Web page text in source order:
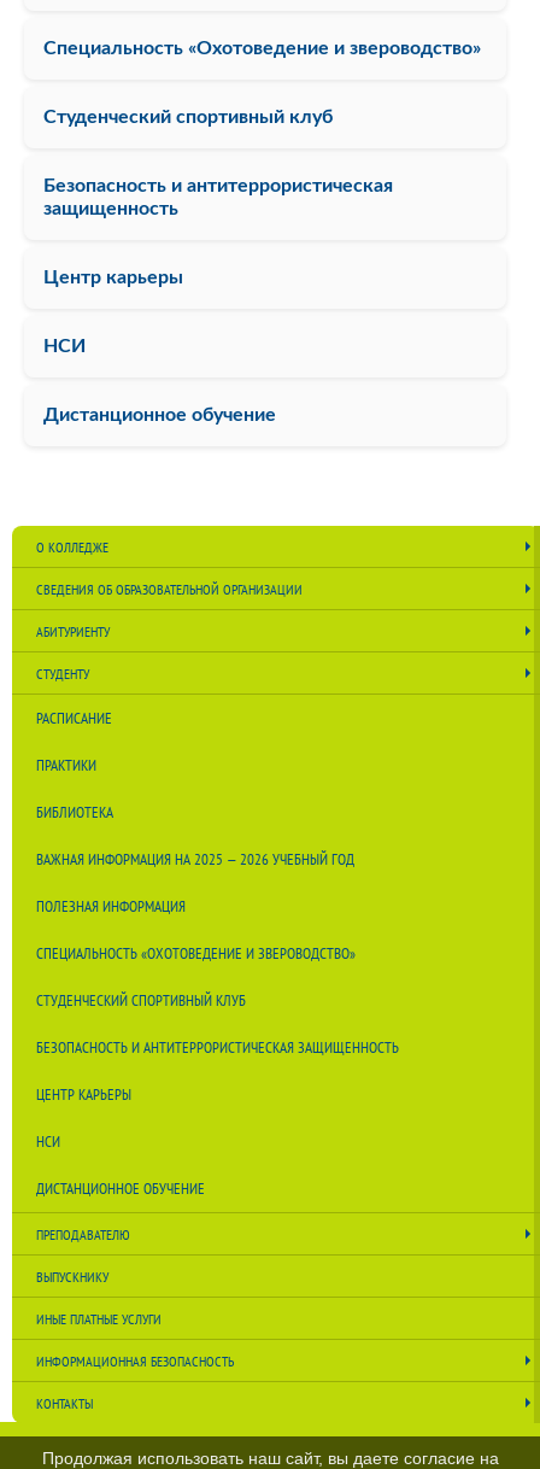
Специальность «Охотоведение и звероводство»
Студенческий спортивный клуб
Безопасность и антитеррористическая
защищенность
Центр карьеры
НСИ
Дистанционное обучение
О КОЛЛЕДЖЕ
СВЕДЕНИЯ ОБ ОБРАЗОВАТЕЛЬНОЙ ОРГАНИЗАЦИИ
АБИТУРИЕНТУ
СТУДЕНТУ
РАСПИСАНИЕ
ПРАКТИКИ
БИБЛИОТЕКА
ВАЖНАЯ ИНФОРМАЦИЯ НА 2025 — 2026 УЧЕБНЫЙ ГОД
ПОЛЕЗНАЯ ИНФОРМАЦИЯ
СПЕЦИАЛЬНОСТЬ «ОХОТОВЕДЕНИЕ И ЗВЕРОВОДСТВО»
СТУДЕНЧЕСКИЙ СПОРТИВНЫЙ КЛУБ
БЕЗОПАСНОСТЬ И АНТИТЕРРОРИСТИЧЕСКАЯ ЗАЩИЩЕННОСТЬ
ЦЕНТР КАРЬЕРЫ
НСИ
ДИСТАНЦИОННОЕ ОБУЧЕНИЕ
ПРЕПОДАВАТЕЛЮ
ВЫПУСКНИКУ
ИНЫЕ ПЛАТНЫЕ УСЛУГИ
ИНФОРМАЦИОННАЯ БЕЗОПАСНОСТЬ
КОНТАКТЫ
Продолжая использовать наш сайт, вы даете согласие на